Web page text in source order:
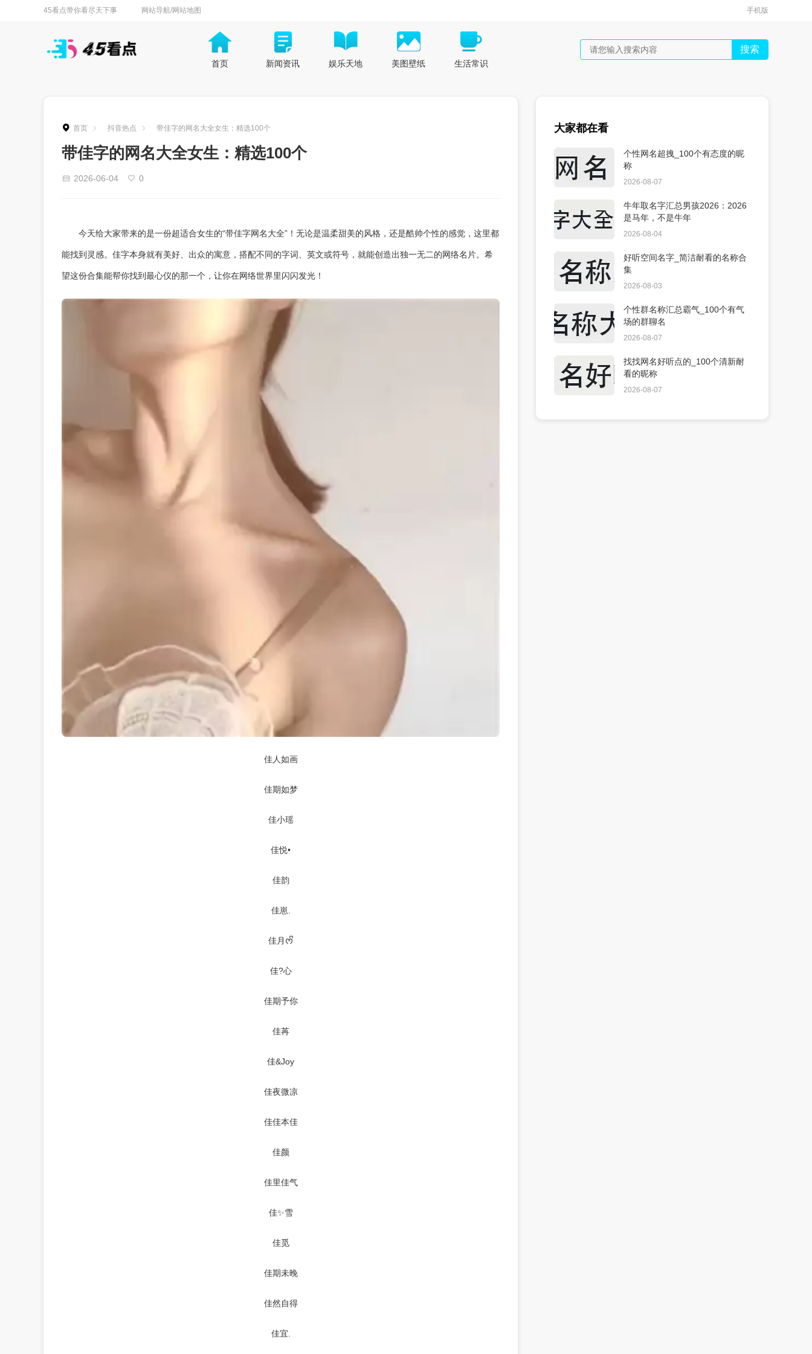
45看点带你看尽天下事 网站导航/网站地图 手机版
首页 新闻资讯 娱乐天地 美图壁纸 生活常识
搜索
首页 抖音热点 带佳字的网名大全女生：精选100个
带佳字的网名大全女生：精选100个
2026-06-04 0
今天给大家带来的是一份超适合女生的“带佳字网名大全”！无论是温柔甜美的风格，还是酷帅个性的感觉，这里都
能找到灵感。佳字本身就有美好、出众的寓意，搭配不同的字词、英文或符号，就能创造出独一无二的网络名片。希
望这份合集能帮你找到最心仪的那一个，让你在网络世界里闪闪发光！
佳人如画
佳期如梦
佳小瑶
佳悦•
佳韵
佳崽.
佳月ᰔᩚ
佳?心
佳期予你
佳苒
佳&Joy
佳夜微凉
佳佳本佳
佳颜
佳里佳气
佳✨雪
佳觅
佳期未晚
佳然自得
佳宜.
大家都在看
个性网名超拽_100个有态度的昵
称
2026-08-07
牛年取名字汇总男孩2026：2026
是马年，不是牛年
2026-08-04
好听空间名字_简洁耐看的名称合
集
2026-08-03
个性群名称汇总霸气_100个有气
场的群聊名
2026-08-07
找找网名好听点的_100个清新耐
看的昵称
2026-08-07